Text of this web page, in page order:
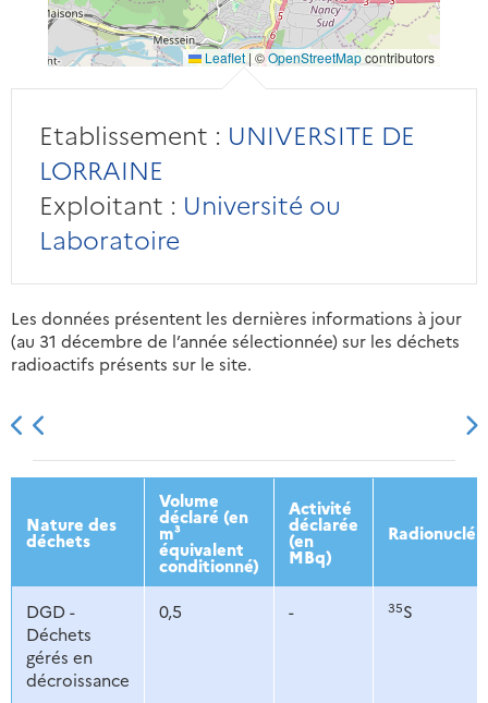
Leaflet | ©OpenStreetMapcontributors
Etablissement : UNIVERSITE DE
LORRAINE
Exploitant : Université ou
Laboratoire
Les données présentent les dernières informations à jour
(au 31 décembre de l’année sélectionnée) sur les déchets
radioactifs présents sur le site.
2013 2014 2015 2016
Nature des
déchets
Volume
déclaré (en
m³
équivalent
conditionné)
Activité
déclarée
(en
MBq)
DGD -
Déchets
gérés en
décroissance
0,5 - 35S